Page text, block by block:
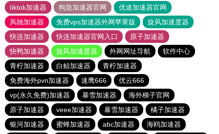
tiktok加速器
狗急加速器官网
优途加速器官网
风驰加速器
免费vps加速器外网苹果版
旋风加速度器
快连加速器
快连加速器官网入口
原子加速器
快鸭加速器
旋风加速度器 外网网址导航
软件中心
青柠加速器
白鲸加速器
青柠加速器
免费海外pvn加速器
速鹰666
优云666
vp(永久免费)加速器
暴雪加速器
海外梯子官网
原子加速器
veee加速器 暴雪加速器
橘子加速器
银河加速器
蜜蜂加速器 abc加速器 海鸥加速器